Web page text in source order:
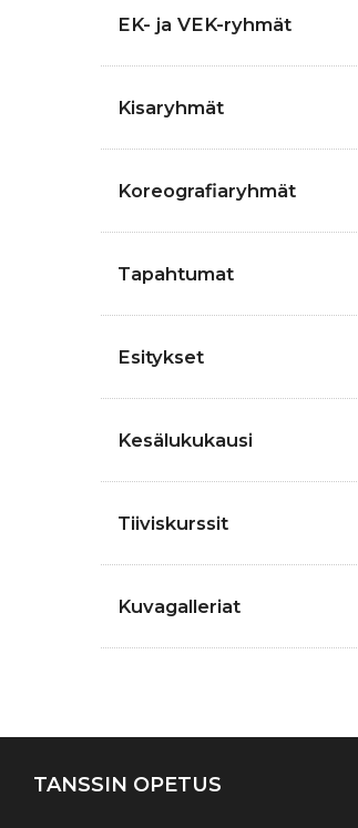
EK- ja VEK-ryhmät
Kisaryhmät
Koreografiaryhmät
Tapahtumat
Esitykset
Kesälukukausi
Tiiviskurssit
Kuvagalleriat
TANSSIN OPETUS